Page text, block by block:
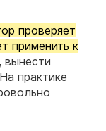
проверяет
применить к
вынести
практике